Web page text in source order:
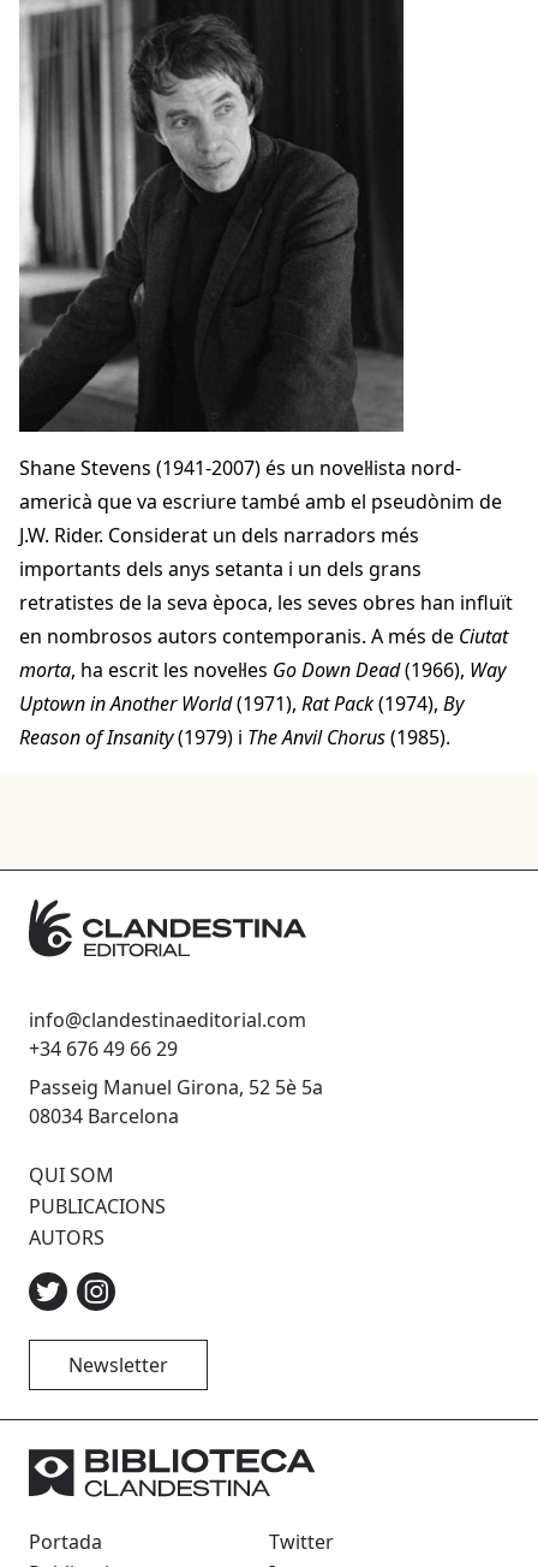
Shane Stevens (1941-2007) és un novel·lista nord-
americà que va escriure també amb el pseudònim de
J.W. Rider. Considerat un dels narradors més
importants dels anys setanta i un dels grans
retratistes de la seva època, les seves obres han influït
en nombrosos autors contemporanis. A més de Ciutat
morta, ha escrit les novel·les Go Down Dead(1966), Way
Uptown in Another World(1971), Rat Pack(1974), By
Reason of Insanity(1979) i The Anvil Chorus(1985).
info@clandestinaeditorial.com
+34 676 49 66 29
Passeig Manuel Girona, 52 5è 5a
08034 Barcelona
QUI SOM
PUBLICACIONS
AUTORS
Newsletter
Portada
Twitter